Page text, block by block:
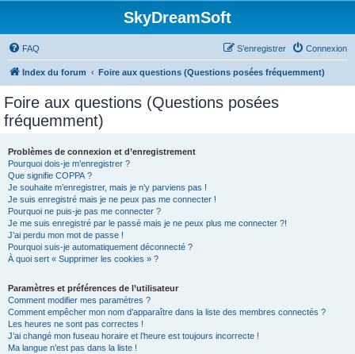
SkyDreamSoft
FAQ Connexion
S’enregistrer
Index du forum Foire aux questions (Questions posées fréquemment)
Foire aux questions (Questions posées
fréquemment)
Problèmes de connexion et d’enregistrement
Pourquoi dois-je m’enregistrer ?
Que signifie COPPA ?
Je souhaite m’enregistrer, mais je n’y parviens pas !
Je suis enregistré mais je ne peux pas me connecter !
Pourquoi ne puis-je pas me connecter ?
Je me suis enregistré par le passé mais je ne peux plus me connecter ?!
J’ai perdu mon mot de passe !
Pourquoi suis-je automatiquement déconnecté ?
À quoi sert « Supprimer les cookies » ?
Paramètres et préférences de l’utilisateur
Comment modifier mes paramètres ?
Comment empêcher mon nom d’apparaître dans la liste des membres connectés ?
Les heures ne sont pas correctes !
J’ai changé mon fuseau horaire et l’heure est toujours incorrecte !
Ma langue n’est pas dans la liste !